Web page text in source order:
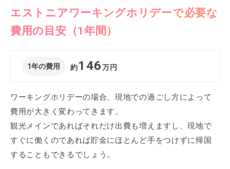
エストニアワーキングホリデーで必要な
費用の目安（1年間）
1年の費用 約146万円
ワーキングホリデーの場合、現地での過ごし方によって
費用が大きく変わってきます。
観光メインであればそれだけ出費も増えますし、現地で
すぐに働くのであれば貯金にほとんど手をつけずに帰国
することもできるでしょう。